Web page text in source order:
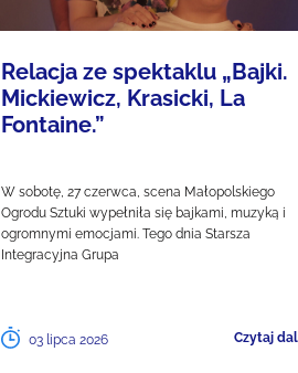
Relacja ze spektaklu „Bajki.
Mickiewicz, Krasicki, La
Fontaine.”
W sobotę, 27 czerwca, scena Małopolskiego
Ogrodu Sztuki wypełniła się bajkami, muzyką i
ogromnymi emocjami. Tego dnia Starsza
Integracyjna Grupa
03 lipca 2026 Czytaj